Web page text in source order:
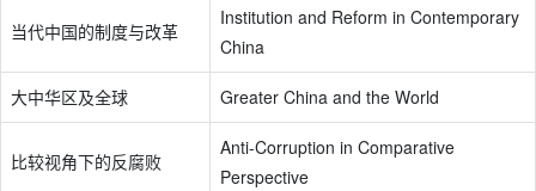
当代中国的制度与改革
Institution and Reform in Contemporary
China
大中华区及全球 Greater China and the World
比较视角下的反腐败
Anti-Corruption in Comparative
Perspective